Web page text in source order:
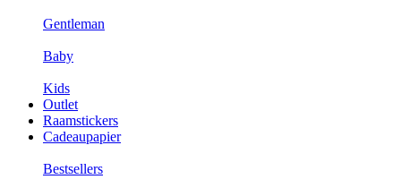
Gentleman
Baby
Kids
Outlet
Raamstickers
Cadeaupapier
Bestsellers